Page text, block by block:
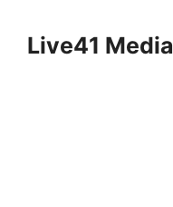
contentLive41 Media